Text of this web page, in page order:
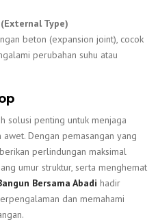
Type)
beton (expansion joint), cocok
perubahan suhu atau
solusi penting untuk menjaga
Dengan pemasangan yang
perlindungan maksimal
umur struktur, serta menghemat
Bersama Abadi hadir
dan memahami